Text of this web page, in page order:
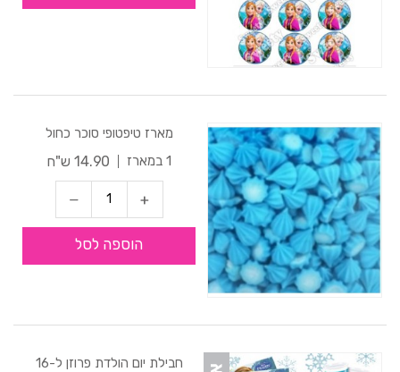
מארז טיפטופי סוכר כחול
1 במארז
14.90 ש"ח
הוספה לסל
חבילת יום הולדת פרוזן ל-16